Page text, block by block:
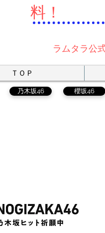
料！
ラムタラ公
乃木坂46 櫻坂46
ＴＯＰ